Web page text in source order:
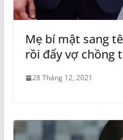
Mẹ bí mật sang
rồi đẩy vợ chồng
28 Tháng 12, 2021